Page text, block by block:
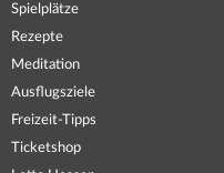
Spielplätze
Rezepte
Meditation
Ausflugsziele
Freizeit-Tipps
Ticketshop